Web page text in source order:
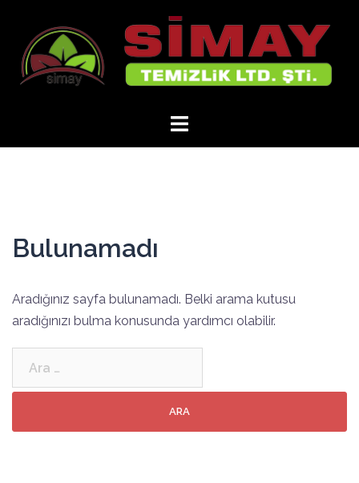
Bulunamadı
Aradığınız sayfa bulunamadı. Belki arama kutusu
aradığınızı bulma konusunda yardımcı olabilir.